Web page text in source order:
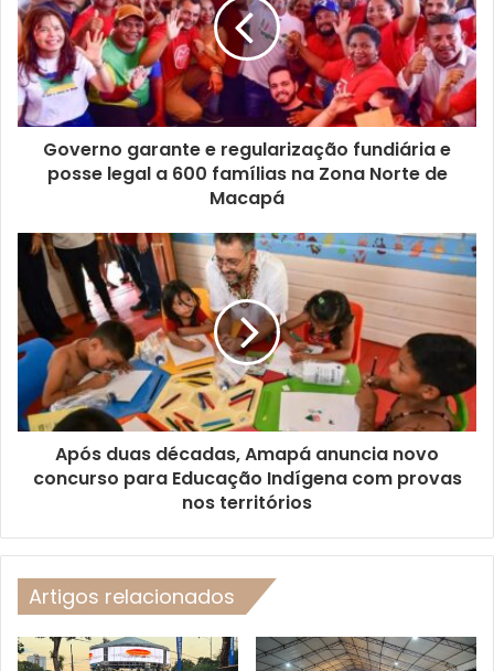
Governo garante e regularização fundiária e
posse legal a 600 famílias na Zona Norte de
Macapá
Após duas décadas, Amapá anuncia novo
concurso para Educação Indígena com provas
nos territórios
Artigos relacionados